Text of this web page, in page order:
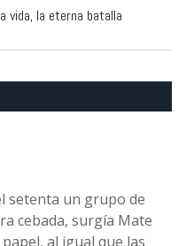
vida, la eterna batalla
setenta un grupo de
cebada, surgía Mate
al igual que las